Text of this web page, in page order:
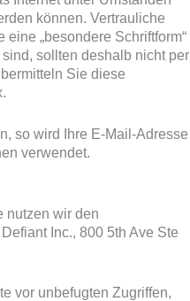
können. Vertrauliche
„besondere Schriftform“
sollten deshalb nicht per
Sie diese
so wird Ihre E-Mail-Adresse
verwendet.
nutzen wir den
Inc., 800 5th Ave Ste
vor unbefugten Zugriffen,